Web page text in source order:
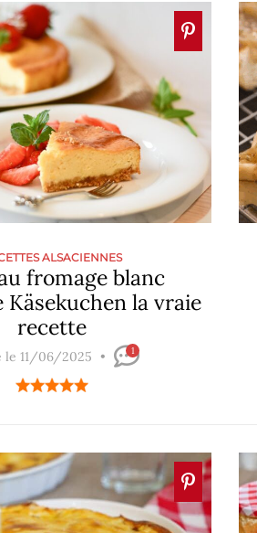
ALSACIENNES
fromage blanc
Käsekuchen la vraie
recette
le 11/06/2025 1